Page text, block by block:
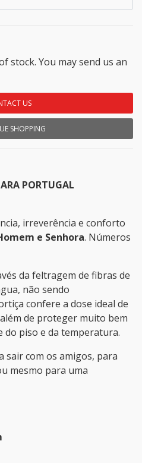
stock. You may send us an
US
SHOPPING
PORTUGAL
irreverência e conforto
e Senhora. Números
da feltragem de fibras de
não sendo
confere a dose ideal de
de proteger muito bem
piso e da temperatura.
sair com os amigos, para
mesmo para uma